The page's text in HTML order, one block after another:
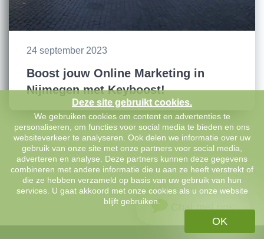
24 september 2023
Boost jouw Online Marketing in
Nijmegen met Keyboost!
Chat met ons
Deze site gebruikt cookies.
We gebruiken cookies om content en advertenties te
personaliseren, om functies voor social media te bieden en ons
websiteverkeer te analyseren. Ook delen we informatie over uw
gebruik van onze site met onze partners voor social media,
adverteren en analyse. Deze partners kunnen deze gegevens
combineren met andere informatie die u aan ze heeft verstrekt of
die ze hebben verzameld op basis van uw gebruik van hun
services. U gaat akkoord met onze cookies als u onze website
blijft gebruiken.
OK